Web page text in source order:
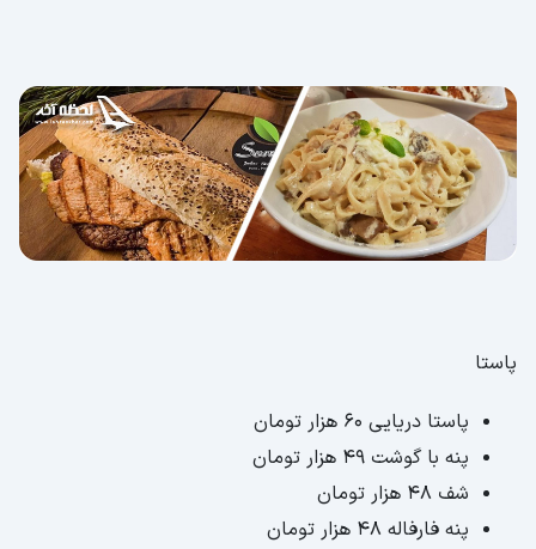
پاستا
پاستا دریایی 60 هزار تومان
پنه با گوشت 49 هزار تومان
شف 48 هزار تومان
پنه فارفاله 48 هزار تومان